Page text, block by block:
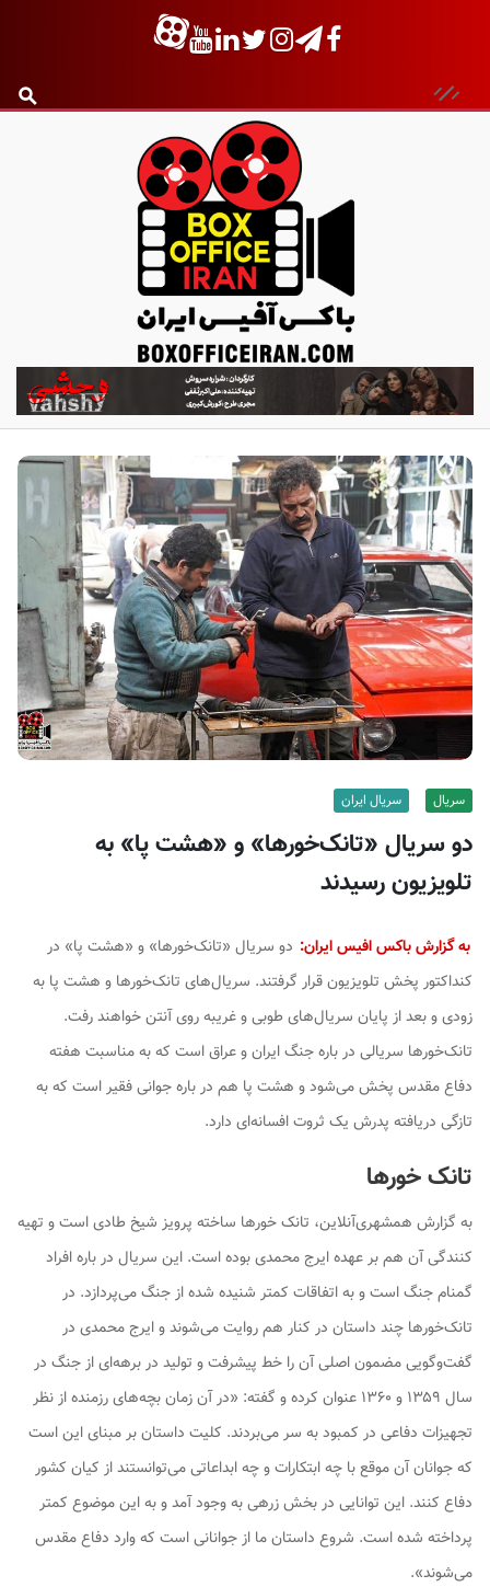
ب
ا
ک
س
آ
ف
ی
س
ا
ی
ر
ا
ن
سریال سریال ایران
دو سریال «تانک‌خور‌ها» و «هشت پا» به
تلویزیون رسیدند
به گزارش باکس افیس ایران: دو سریال «تانک‌خورها» و «هشت پا» در
کنداکتور پخش تلویزیون قرار گرفتند. سریال‌های تانک‌خور‌ها و هشت پا به
زودی و بعد از پایان سریال‌های طوبی و غریبه روی آنتن خواهند رفت.
تانک‌خور‌ها سریالی در باره جنگ ایران و عراق است که به مناسبت هفته
دفاع مقدس پخش می‌شود و هشت پا هم در باره جوانی فقیر است که به
تازگی دریافته پدرش یک ثروت افسانه‌ای دارد.
تانک خور‌ها
به گزارش همشهری‌آنلاین، تانک خور‌ها ساخته پرویز شیخ طادی است و تهیه
کنندگی آن هم بر عهده ایرج محمدی بوده است. این سریال در باره افراد
گمنام جنگ است و به اتفاقات کمتر شنیده شده از جنگ می‌پردازد. در
تانک‌خور‌ها چند داستان در کنار هم روایت می‌شوند و ایرج محمدی در
گفت‌وگویی مضمون اصلی آن را خط پیشرفت و تولید در برهه‌ای از جنگ در
سال ۱۳۵۹ و ۱۳۶۰ عنوان کرده و گفته: «در آن زمان بچه‌های رزمنده از نظر
تجهیزات دفاعی در کمبود به سر می‌بردند. کلیت داستان بر مبنای این است
که جوانان آن موقع با چه ابتکارات و چه ابداعاتی می‌توانستند از کیان کشور
دفاع کنند. این توانایی در بخش زرهی به وجود آمد و به این موضوع کمتر
پرداخته شده است. شروع داستان ما از جوانانی است که وارد دفاع مقدس
می‌شوند».